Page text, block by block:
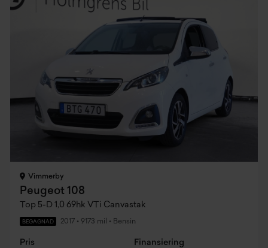
Vimmerby
Peugeot 108
Top 5-D 1,0 69hk VTi Canvastak
BEGAGNAD 2017 • 9173 mil • Bensin
Pris Finansiering